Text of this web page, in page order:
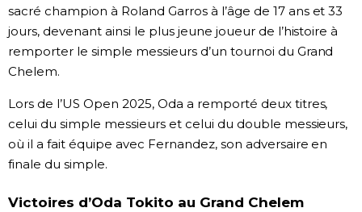
sacré champion à Roland Garros à l’âge de 17 ans et 33
jours, devenant ainsi le plus jeune joueur de l’histoire à
remporter le simple messieurs d’un tournoi du Grand
Chelem.
Lors de l’US Open 2025, Oda a remporté deux titres,
celui du simple messieurs et celui du double messieurs,
où il a fait équipe avec Fernandez, son adversaire en
finale du simple.
Victoires d’Oda Tokito au Grand Chelem